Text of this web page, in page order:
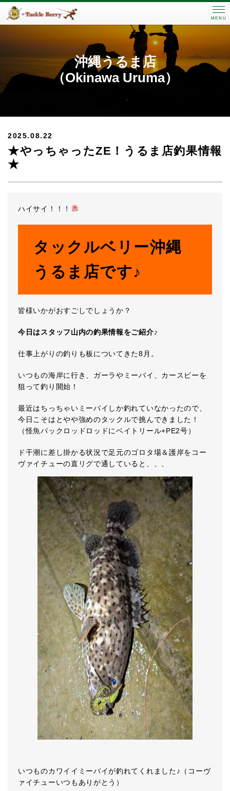
MENU
沖縄うるま店
（Okinawa Uruma）
2025.08.22
★やっちゃったZE！うるま店釣果情報
★
ハイサイ！！！
タックルベリー沖縄
うるま店です♪
皆様いかがおすごしでしょうか？
今日はスタッフ山内の釣果情報をご紹介♪
仕事上がりの釣りも板についてきた8月。
いつもの海岸に行き、ガーラやミーバイ、カースビーを
狙って釣り開始！
最近はちっちゃいミーバイしか釣れていなかったので、
今日こそはとやや強めのタックルで挑んできました！
（怪魚パックロッドロッドにベイトリール+PE2号）
ド干潮に差し掛かる状況で足元のゴロタ場＆護岸をコー
ヴァイチューの直リグで通していると、、、
いつものカワイイミーバイが釣れてくれました♪（コーヴ
ァイチューいつもありがとう）